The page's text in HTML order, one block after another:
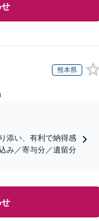
熊本県
添い、有利で納得感
み／寄与分／遺留分